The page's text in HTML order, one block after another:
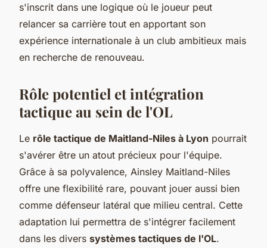
s'inscrit dans une logique où le joueur peut
relancer sa carrière tout en apportant son
expérience internationale à un club ambitieux mais
en recherche de renouveau.
Rôle potentiel et intégration
tactique au sein de l'OL
Le rôle tactique de Maitland-Niles à Lyon pourrait
s'avérer être un atout précieux pour l'équipe.
Grâce à sa polyvalence, Ainsley Maitland-Niles
offre une flexibilité rare, pouvant jouer aussi bien
comme défenseur latéral que milieu central. Cette
adaptation lui permettra de s'intégrer facilement
dans les divers systèmes tactiques de l'OL.